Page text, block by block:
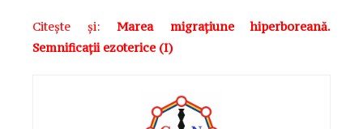
Citește și: Marea migraţiune hiperboreană.
Semnificaţii ezoterice (I)